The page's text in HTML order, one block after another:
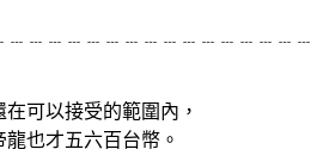
可以接受的範圍內，
也才五六百台幣。